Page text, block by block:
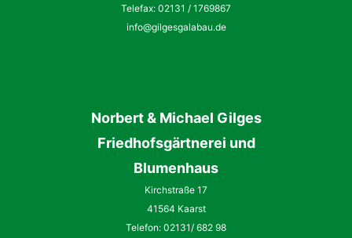
Telefax: 02131 / 1769867
info@gilgesgalabau.de
Norbert& Michael Gilges
Friedhofsgärtnerei und
Blumenhaus
Kirchstraße 17
41564 Kaarst
Telefon: 02131/ 682 98